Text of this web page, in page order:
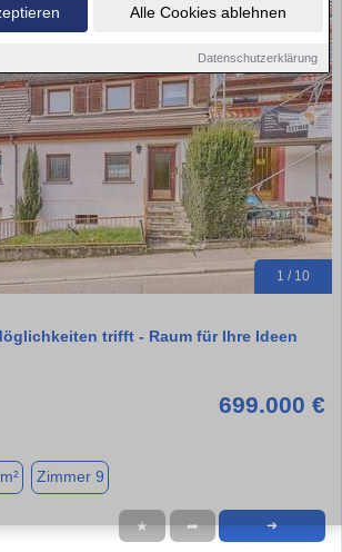
Alle Cookies ablehnen
Datenschutzerklärung
1 / 10
trifft - Raum für Ihre Ideen
699.000 €
Zimmer 9
★ ➦ ➜